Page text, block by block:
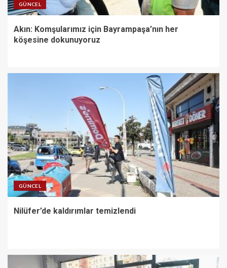
GÜNCEL
Akın: Komşularımız için Bayrampaşa’nın her
köşesine dokunuyoruz
GÜNCEL
Nilüfer’de kaldırımlar temizlendi